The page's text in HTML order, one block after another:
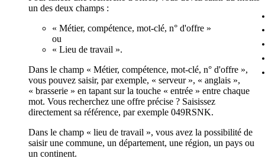
un des deux champs :
« Métier, compétence, mot-clé, n° d'offre »
ou
« Lieu de travail ».
Dans le champ « Métier, compétence, mot-clé, n° d'offre »,
vous pouvez saisir, par exemple, « serveur », « anglais »,
« brasserie » en tapant sur la touche « entrée » entre chaque
mot. Vous recherchez une offre précise ? Saisissez
directement sa référence, par exemple 049RSNK.
Dans le champ « lieu de travail », vous avez la possibilité de
saisir une commune, un département, une région, un pays ou
un continent.